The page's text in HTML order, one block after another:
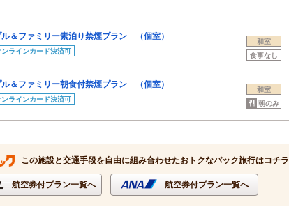
＆ファミリー素泊り禁煙プラン （個室）
ンラインカード決済可
和室
食事なし
＆ファミリー朝食付禁煙プラン （個室）
ンラインカード決済可
和室
朝のみ
この施設と交通手段を自由に組み合わせたおトクなパック旅行はコチラ
航空券付プラン一覧へ 航空券付プラン一覧へ